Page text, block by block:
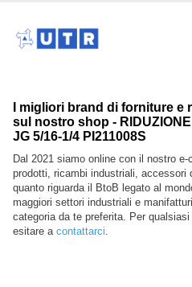
I migliori brand di forniture
sul nostro shop - RIDUZIONE
JG 5/16-1/4 PI211008S
Dal 2021 siamo online con il nostro
prodotti, ricambi industriali, accessori
quanto riguarda il BtoB legato al
maggiori settori industriali e
categoria da te preferita. Per
esitare a contattarci.